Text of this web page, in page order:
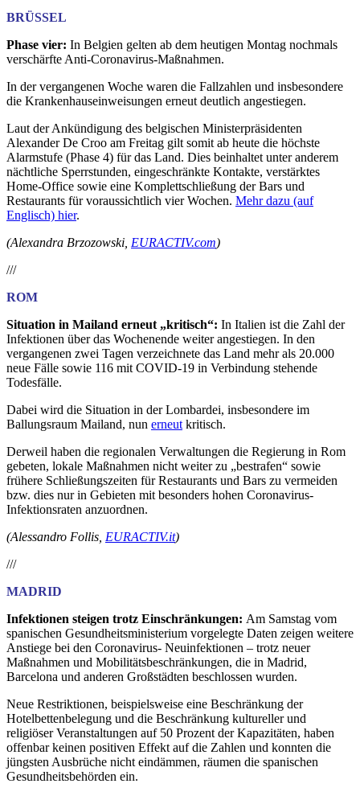
BRÜSSEL
Phase vier: In Belgien gelten ab dem heutigen Montag nochmals
verschärfte Anti-Coronavirus-Maßnahmen.
In der vergangenen Woche waren die Fallzahlen und insbesondere
die Krankenhauseinweisungen erneut deutlich angestiegen.
Laut der Ankündigung des belgischen Ministerpräsidenten
Alexander De Croo am Freitag gilt somit ab heute die höchste
Alarmstufe (Phase 4) für das Land. Dies beinhaltet unter anderem
nächtliche Sperrstunden, eingeschränkte Kontakte, verstärktes
Home-Office sowie eine Komplettschließung der Bars und
Restaurants für voraussichtlich vier Wochen. Mehr dazu (auf
Englisch) hier.
(Alexandra Brzozowski, EURACTIV.com)
///
ROM
Situation in Mailand erneut „kritisch“: In Italien ist die Zahl der
Infektionen über das Wochenende weiter angestiegen. In den
vergangenen zwei Tagen verzeichnete das Land mehr als 20.000
neue Fälle sowie 116 mit COVID-19 in Verbindung stehende
Todesfälle.
Dabei wird die Situation in der Lombardei, insbesondere im
Ballungsraum Mailand, nun erneut kritisch.
Derweil haben die regionalen Verwaltungen die Regierung in Rom
gebeten, lokale Maßnahmen nicht weiter zu „bestrafen“ sowie
frühere Schließungszeiten für Restaurants und Bars zu vermeiden
bzw. dies nur in Gebieten mit besonders hohen Coronavirus-
Infektionsraten anzuordnen.
(Alessandro Follis, EURACTIV.it)
///
MADRID
Infektionen steigen trotz Einschränkungen: Am Samstag vom
spanischen Gesundheitsministerium vorgelegte Daten zeigen weitere
Anstiege bei den Coronavirus- Neuinfektionen – trotz neuer
Maßnahmen und Mobilitätsbeschränkungen, die in Madrid,
Barcelona und anderen Großstädten beschlossen wurden.
Neue Restriktionen, beispielsweise eine Beschränkung der
Hotelbettenbelegung und die Beschränkung kultureller und
religiöser Veranstaltungen auf 50 Prozent der Kapazitäten, haben
offenbar keinen positiven Effekt auf die Zahlen und konnten die
jüngsten Ausbrüche nicht eindämmen, räumen die spanischen
Gesundheitsbehörden ein.